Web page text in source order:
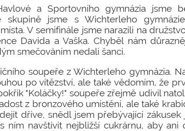
a Sportovního gymnázia jsme
jsme s Wichterleho
V semifinále jsme narazili na
Davida a Vaška. Chyběl nám
smečováním nedali šanci.
soupeře z Wichterleho gymnázia.
po vítězství, ale také vědomím, že
"Koláčky!" soupeře zřejmě udivil
z bronzového umístění, ale také
dříve, snědl jsem přebývající zákusek
ním navštívit nejbližší cukrárnu, aby ani